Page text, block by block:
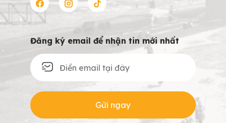
Đăng ký email để nhận tin mới nhất
Gửi ngay